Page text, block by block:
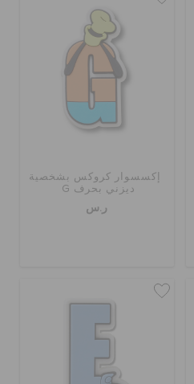
إكسسوار كروكس بشخصية
ديزني بحرف G
ر.س